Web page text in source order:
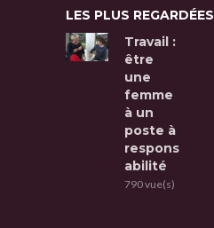
LES PLUS REGARDÉES
Travail :
être
une
femme
à un
poste à
respons
abilité
790 vue(s)